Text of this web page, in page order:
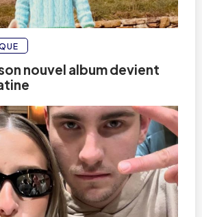
nouvel album devient